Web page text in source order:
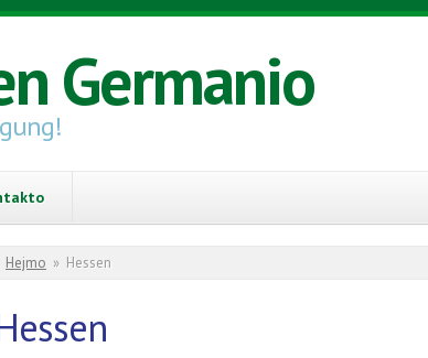
Germanio
You are here
Hejmo » Hessen